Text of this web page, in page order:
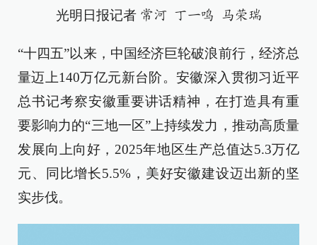
光明日报记者 常河 丁一鸣 马荣瑞
“十四五”以来，中国经济巨轮破浪前行，经济总
量迈上140万亿元新台阶。安徽深入贯彻习近平
总书记考察安徽重要讲话精神，在打造具有重
要影响力的“三地一区”上持续发力，推动高质量
发展向上向好，2025年地区生产总值达5.3万亿
元、同比增长5.5%，美好安徽建设迈出新的坚
实步伐。